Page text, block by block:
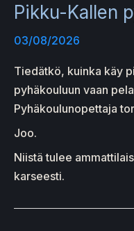
Pikku-Kallen
03/08/2026
Tiedätkö, kuinka käy
pyhäkouluun vaan
Pyhäkoulunopettaja
Joo.
Niistä tulee
karseesti.